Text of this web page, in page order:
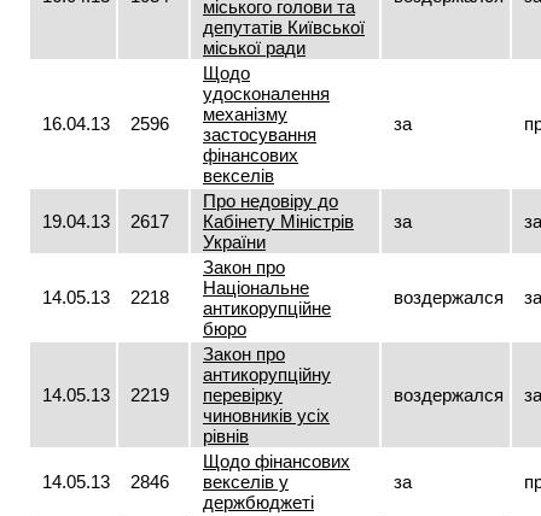
міського голови та
депутатів Київської
міської ради
16.04.13 2596
Щодо
удосконалення
механізму
застосування
фінансових
векселів
за
19.04.13 2617
Про недовіру до
Кабінету Міністрів
України
за за
14.05.13 2218
Закон про
Національне
антикорупційне
бюро
воздержался за
14.05.13 2219
Закон про
антикорупційну
перевірку
чиновників усіх
рівнів
воздержался за
14.05.13 2846
Щодо фінансових
векселів у
держбюджеті
за